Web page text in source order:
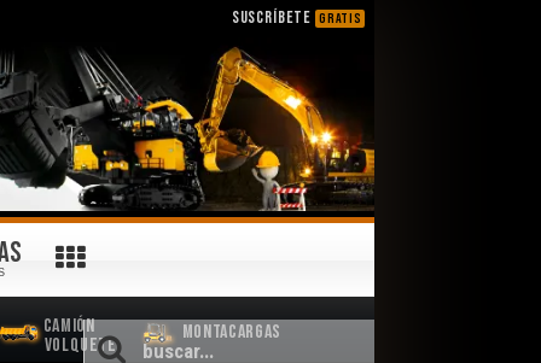
SUSCRÍBETE GRATIS
Camión
Volquete
Montacargas